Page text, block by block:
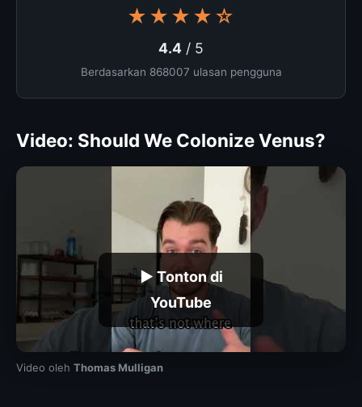
★★★★☆
4.4 / 5
Berdasarkan 868007 ulasan pengguna
Video: Should We Colonize Venus?
▶ Tonton di
YouTube
Video oleh Thomas Mulligan